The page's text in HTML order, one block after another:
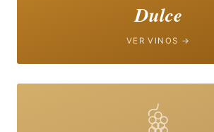
Dulce
VER VINOS →